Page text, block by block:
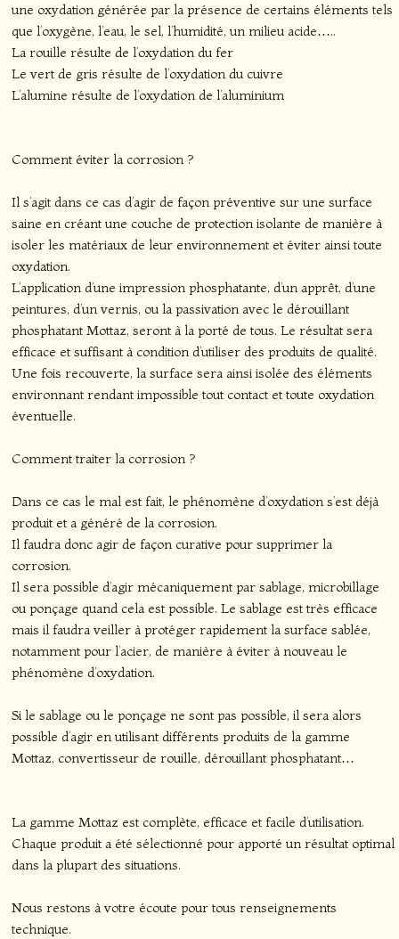
une oxydation générée par la présence de certains éléments tels
que l’oxygène, l’eau, le sel, l’humidité, un milieu acide…..
La rouille résulte de l’oxydation du fer
Le vert de gris résulte de l’oxydation du cuivre
L’alumine résulte de l’oxydation de l’aluminium
Comment éviter la corrosion ?
Il s’agit dans ce cas d’agir de façon préventive sur une surface
saine en créant une couche de protection isolante de manière à
isoler les matériaux de leur environnement et éviter ainsi toute
oxydation.
L’application d’une impression phosphatante, d’un apprêt, d’une
peintures, d’un vernis, ou la passivation avec le dérouillant
phosphatant Mottaz, seront à la porté de tous. Le résultat sera
efficace et suffisant à condition d’utiliser des produits de qualité.
Une fois recouverte, la surface sera ainsi isolée des éléments
environnant rendant impossible tout contact et toute oxydation
éventuelle.
Comment traiter la corrosion ?
Dans ce cas le mal est fait, le phénomène d’oxydation s’est déjà
produit et a généré de la corrosion.
Il faudra donc agir de façon curative pour supprimer la
corrosion.
Il sera possible d’agir mécaniquement par sablage, microbillage
ou ponçage quand cela est possible. Le sablage est très efficace
mais il faudra veiller à protéger rapidement la surface sablée,
notamment pour l’acier, de manière à éviter à nouveau le
phénomène d’oxydation.
Si le sablage ou le ponçage ne sont pas possible, il sera alors
possible d’agir en utilisant différents produits de la gamme
Mottaz, convertisseur de rouille, dérouillant phosphatant…
La gamme Mottaz est complète, efficace et facile d’utilisation.
Chaque produit a été sélectionné pour apporté un résultat optimal
dans la plupart des situations.
Nous restons à votre écoute pour tous renseignements
technique.